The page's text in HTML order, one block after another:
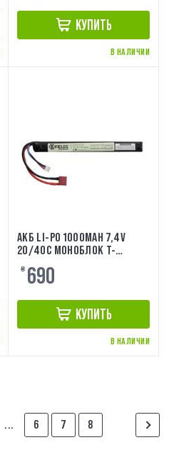
КУПИТЬ
В НАЛИЧИИ
АКБ LI-PO 1000MAH 7,4V
20/40C МОНОБЛОК T-
CONNECTOR 8FIELDS
₴ 690
КУПИТЬ
В НАЛИЧИИ
... 6 7 8